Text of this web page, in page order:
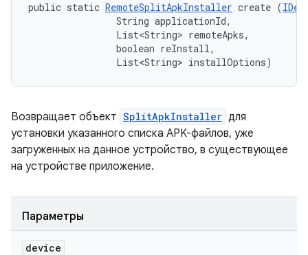
public static RemoteSplitApkInstaller create (
                String applicationId,
                List<String> remoteApks,
                boolean reInstall,
                List<String> installOptions)
Возвращает объект SplitApkInstaller для
установки указанного списка APK-файлов, уже
загруженных на данное устройство, в существующее
на устройстве приложение.
Параметры
device